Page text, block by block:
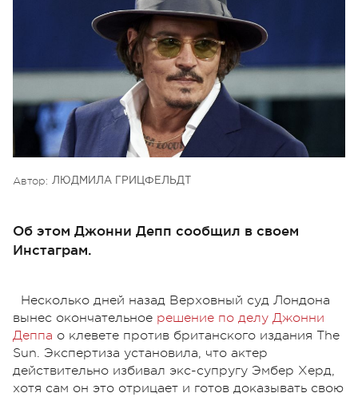
Автор: ЛЮДМИЛА ГРИЦФЕЛЬДТ
Об этом Джонни Депп сообщил в своем
Инстаграм.
Несколько дней назад Верховный суд Лондона
вынес окончательное решение по делу Джонни
Деппа о клевете против британского издания The
Sun. Экспертиза установила, что актер
действительно избивал экс-супругу Эмбер Херд,
хотя сам он это отрицает и готов доказывать свою